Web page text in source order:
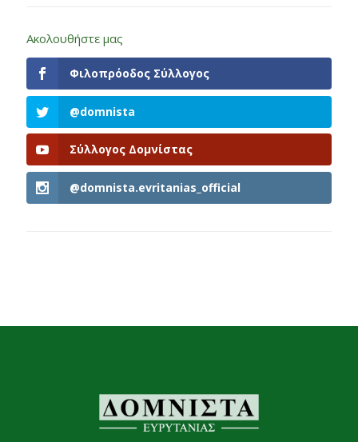
Ακολουθήστε μας
Φιλοπρόοδος Σύλλογος
@domnista
Σύλλογος Δομνίστας
@domnista.evritanias_official